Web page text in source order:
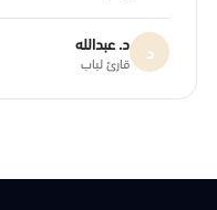
د د. عبدالله
قارئ لباب